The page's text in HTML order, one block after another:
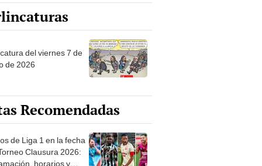
de 2026
Recomendadas
de Liga 1 en la fecha
Clausura 2026:
horarios y
ver